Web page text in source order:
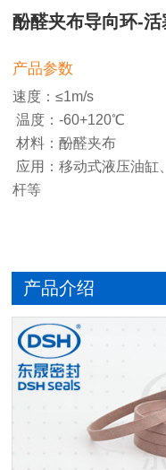
酚醛夹布导向环-
产品参数
速度：≤1m/s
温度：-60+120℃
材料：酚醛夹布
应用：移动式液压油缸
杆等
产品介绍